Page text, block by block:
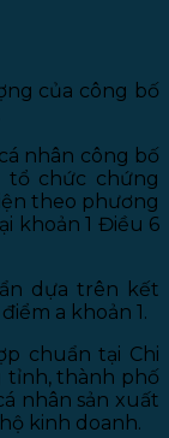
của công bố
nhân công bố
tổ chức chứng
theo phương
khoản 1 Điều 6
dựa trên kết
a khoản 1.
chuẩn tại Chi
tỉnh, thành phố
nhân sản xuất
kinh doanh.